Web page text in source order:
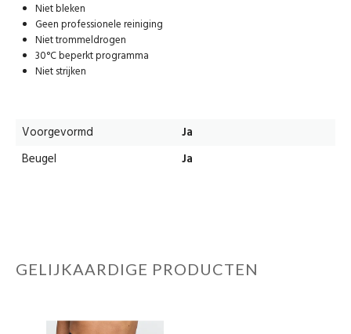
Niet bleken
Geen professionele reiniging
Niet trommeldrogen
30°C beperkt programma
Niet strijken
Voorgevormd
Ja
Beugel
Ja
GELIJKAARDIGE PRODUCTEN